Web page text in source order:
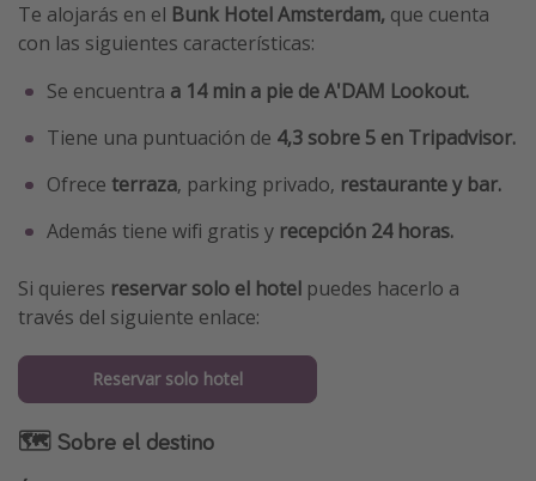
Te alojarás en el Bunk Hotel Amsterdam, que cuenta
con las siguientes características:
Se encuentra a 14 min a pie de A'DAM Lookout.
Tiene una puntuación de 4,3 sobre 5 en Tripadvisor.
Ofrece terraza, parking privado, restaurante y bar.
Además tiene wifi gratis y recepción 24 horas.
Si quieres reservar solo el hotel puedes hacerlo a
través del siguiente enlace:
Reservar solo hotel
🗺 Sobre el destino